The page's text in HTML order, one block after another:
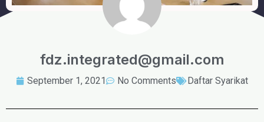
fdz.integrated@gmail.com
September 1, 2021 No Comments Daftar Syarikat